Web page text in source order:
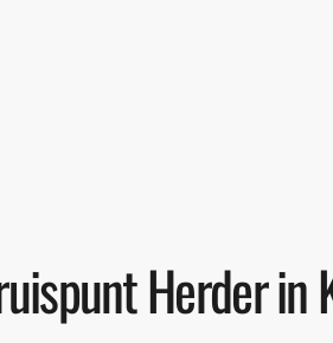
Herder in